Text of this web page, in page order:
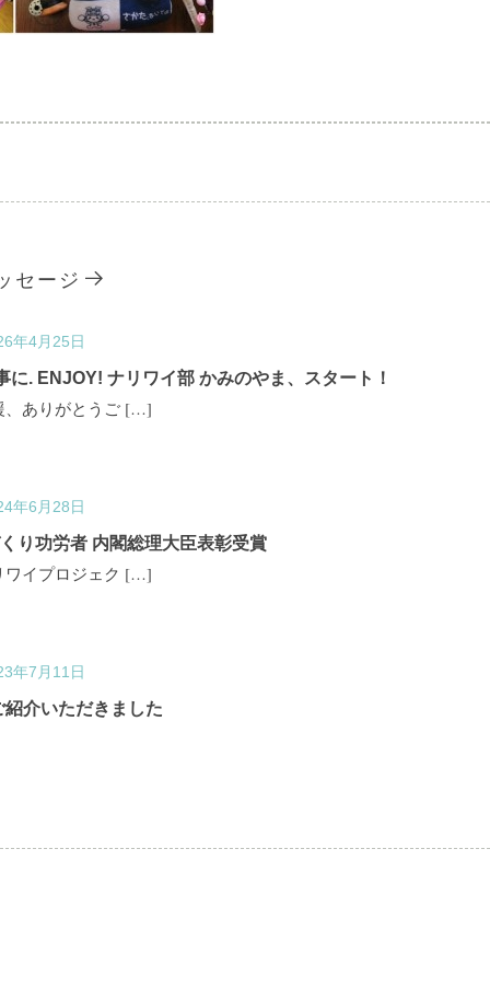
セージ
年4月25日
に. ENJOY! ナリワイ部 かみのやま、スタート！
、ありがとうご […]
年6月28日
り功労者 内閣総理大臣表彰受賞
ワイプロジェク […]
年7月11日
介いただきました